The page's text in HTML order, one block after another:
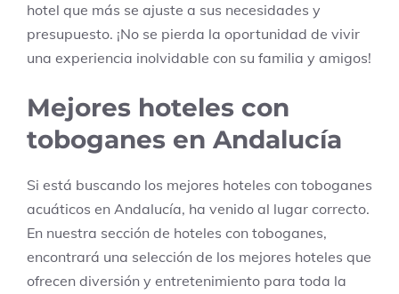
hotel que más se ajuste a sus necesidades y
presupuesto. ¡No se pierda la oportunidad de vivir
una experiencia inolvidable con su familia y amigos!
Mejores hoteles con
toboganes en Andalucía
Si está buscando los mejores hoteles con toboganes
acuáticos en Andalucía, ha venido al lugar correcto.
En nuestra sección de hoteles con toboganes,
encontrará una selección de los mejores hoteles que
ofrecen diversión y entretenimiento para toda la